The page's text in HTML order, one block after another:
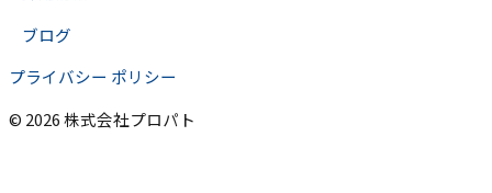
ブログ
プライバシー ポリシー
© 2026 株式会社プロパト